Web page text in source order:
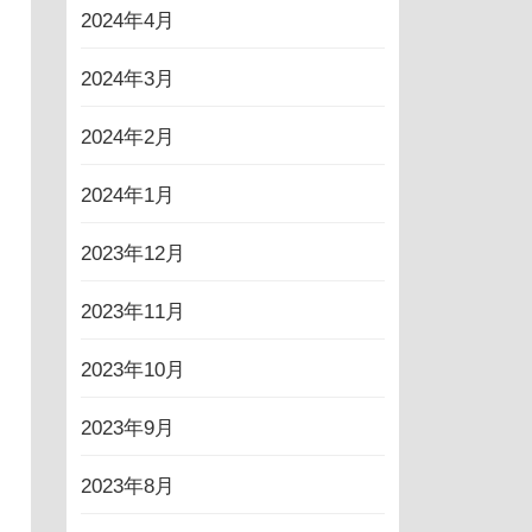
2024年4月
2024年3月
2024年2月
2024年1月
2023年12月
2023年11月
2023年10月
2023年9月
2023年8月